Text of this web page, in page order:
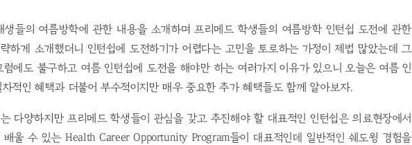
to
increase
or
decrease
volume.
생들의 여름방학에 관한 내용을 소개하며 프리메드 학생들의 여름방학 인턴쉽 도전에 관한
하게 소개했더니 인턴쉽에 도전하기가 어렵다는 고민을 토로하는 가정이 제법 많았는데 그
럼에도 불구하고 여름 인턴쉽에 도전을 해야만 하는 여러가지 이유가 있으니 오늘은 여름 인
차적인 혜택과 더불어 부수적이지만 매우 중요한 추가 혜택들도 함께 알아보자.
다양하지만 프리메드 학생들이 관심을 갖고 추진해야 할 대표적인 인턴쉽은 의료현장에서
배울 수 있는 Health Career Opportunity Program들이 대표적인데 일반적인 쉐도윙 경험을